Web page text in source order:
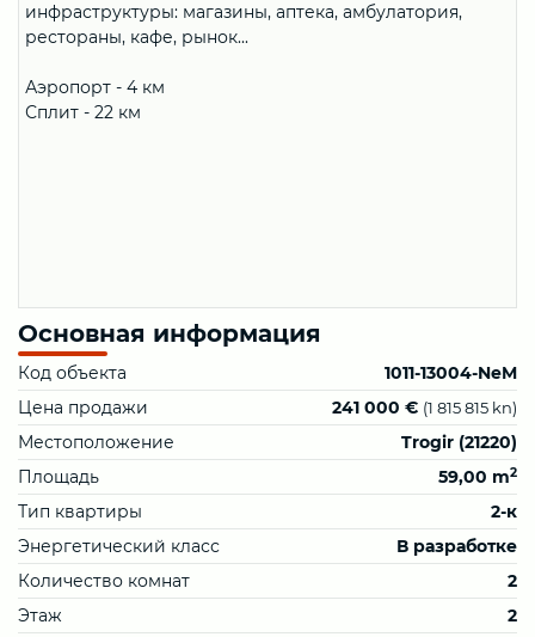
инфраструктуры: магазины, аптека, амбулатория,
рестораны, кафе, рынок...
Аэропорт - 4 км
Сплит - 22 км
Основная информация
Код объекта
1011-13004-NeM
Цена продажи
241 000 € (1 815 815 kn)
Местоположение
Trogir (21220)
Площадь
59,00 m2
Тип квартиры
2-к
Энергетический класс
В разработке
Количество комнат
2
Этаж
2